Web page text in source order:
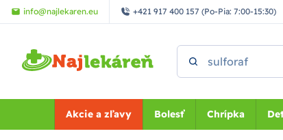
Preskočiť na hlavný obsah
info@najlekaren.eu +421 917 400 157 (Po-Pia: 7:00-15:30)
Akcie a zľavy Bolesť Chrípka